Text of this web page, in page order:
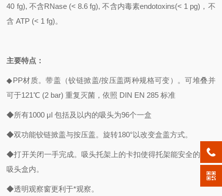
40 fg), 不含RNase (< 8.6 fg), 不含内毒素endotoxins(< 1 pg)，不
含 ATP (< 1 fg)。
主要特点：
◆PP材质。带盖（铰链掀盖/按压盖两种规格可变）。可堆叠并
可于121℃ (2 bar) 重复灭菌，依照 DIN EN 285 标准
◆所有1000 μl 包括及以内的吸头为96个一盒
◆双功能铰链掀盖与按压盖。旋转180°以改变盒盖方式。
◆打开关闭一手完成。吸头托架上的卡扣使得托架能安全的置于
吸头盒内。
◆透明观察窗更利于*观察。